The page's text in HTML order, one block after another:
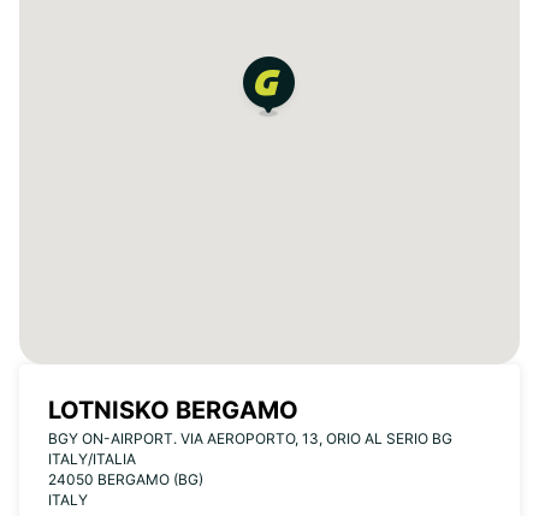
LOTNISKO BERGAMO
BGY ON-AIRPORT. VIA AEROPORTO, 13, ORIO AL SERIO BG
ITALY/ITALIA
24050 BERGAMO (BG)
ITALY